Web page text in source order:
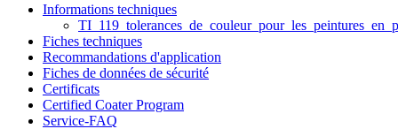
Informations techniques
Fiches techniques
Recommandations d'application
Fiches de données de sécurité
Certificats
Certified Coater Program
Service-FAQ